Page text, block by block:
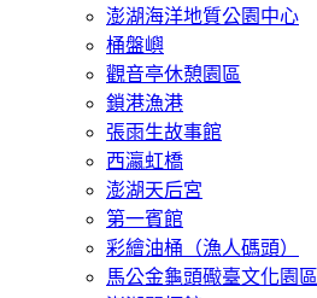
澎湖海洋地質公園中心
桶盤嶼
觀音亭休憩園區
鎖港漁港
張雨生故事館
西瀛虹橋
澎湖天后宮
第一賓館
彩繪油桶（漁人碼頭）
馬公金龜頭礮臺文化園區